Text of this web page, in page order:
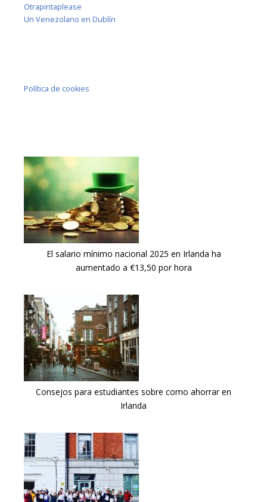
Otrapintaplease
Un Venezolano en Dublín
Política de cookies
El salario mínimo nacional 2025 en Irlanda ha
aumentado a €13,50 por hora
Consejos para estudiantes sobre como ahorrar en
Irlanda